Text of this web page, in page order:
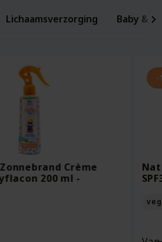
Bekijken
Bekijken
Lichaamsverzorging Baby &
Crème
200 ml -
-